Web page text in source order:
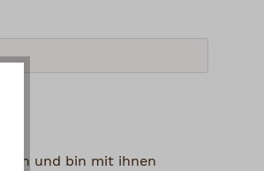
und bin mit ihnen